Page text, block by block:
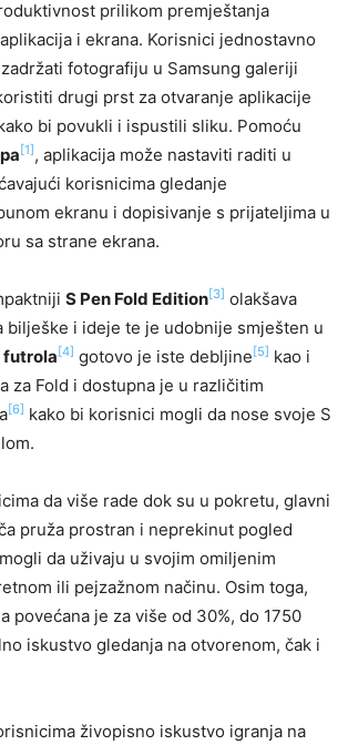
prilikom premještanja
i ekrana. Korisnici jednostavno
fotografiju u Samsung galeriji
drugi prst za otvaranje aplikacije
bi povukli i ispustili sliku. Pomoću
[1] , aplikacija može nastaviti raditi u
korisnicima gledanje
ekranu i dopisivanje s prijateljima u
sa strane ekrana.
S Pen Fold Edition[3] olakšava
bilješke i ideje te je udobnije smješten u
futrola [4] gotovo je iste debljine [5] kao i
za Fold i dostupna je u različitim
[6] kako bi korisnici mogli da nose svoje S
da više rade dok su u pokretu, glavni
pruža prostran i neprekinut pogled
da uživaju u svojim omiljenim
ili pejzažnom načinu. Osim toga,
povećana je za više od 30%, do 1750
iskustvo gledanja na otvorenom, čak i
živopisno iskustvo igranja na